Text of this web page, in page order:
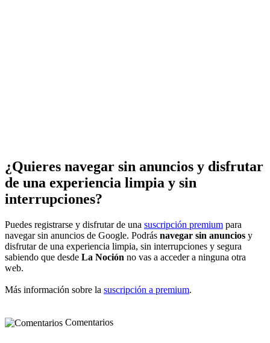
¿Quieres navegar sin anuncios y disfrutar
de una experiencia limpia y sin
interrupciones?
Puedes registrarse y disfrutar de una suscripción premium para
navegar sin anuncios de Google. Podrás navegar sin anuncios y
disfrutar de una experiencia limpia, sin interrupciones y segura
sabiendo que desde La Noción no vas a acceder a ninguna otra
web.
Más información sobre la suscripción a premium.
Comentarios